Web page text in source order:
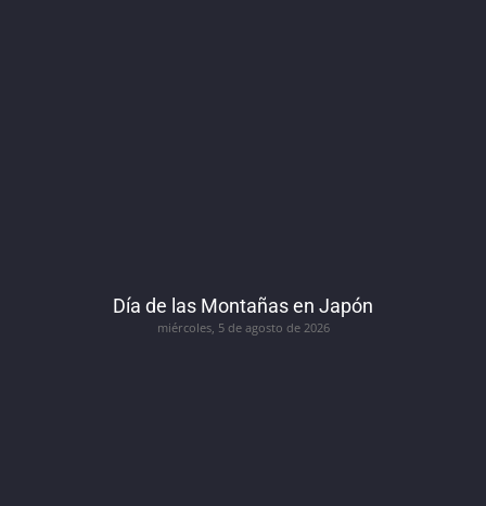
Día de las Montañas en Japón
miércoles, 5 de agosto de 2026